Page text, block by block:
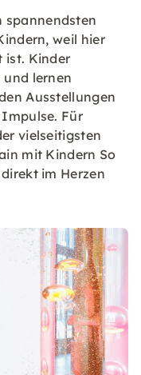
spannendsten
weil hier
ist. Kinder
lernen
Ausstellungen
Für
vielseitigsten
mit Kindern So
im Herzen